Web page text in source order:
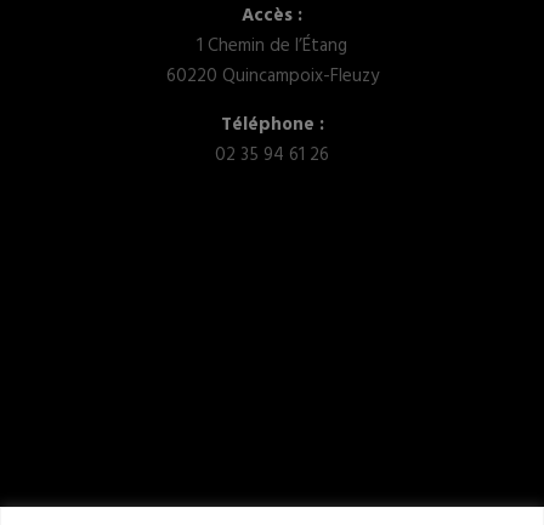
Accès :
1 Chemin de l’Étang
60220 Quincampoix-Fleuzy
Téléphone :
02 35 94 61 26